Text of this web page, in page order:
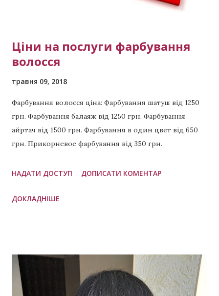
Ціни на послуги фарбування
волосся
травня 09, 2018
Фарбування волосся ціна: Фарбування шатуш від 1250
грн. Фарбування балаяж від 1250 грн. Фарбування
айртач від 1500 грн. Фарбування в один цвет від 650
грн. Прикорневое фарбування від 350 грн.
виконаних робіт: Холодний шатен Карамельний
волосся Холодний каштан Рубіновий колір волосся
питання: Скільки коштує фарбування волосся? Вище
ми навели стартові приблизні ціни. Уточнити
вартість можна дізнатись віддалено. Достатньо
надіслати майстру в будь-який зручний месенджер
НАДАТИ ДОСТУП ДОПИСАТИ КОМЕНТАР
ДОКЛАДНІШЕ